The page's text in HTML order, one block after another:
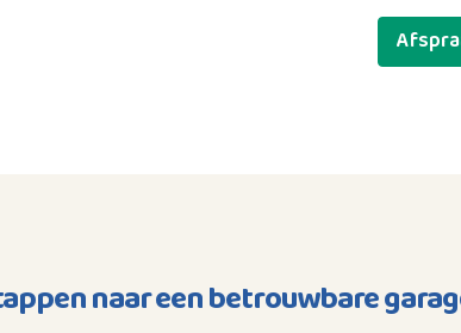
naar een betrouwbare